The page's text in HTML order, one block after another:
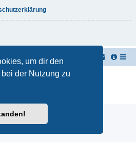
um dir den
der Nutzung zu
Foren-Übersicht
® Forum Software © phpBB Limited
durch